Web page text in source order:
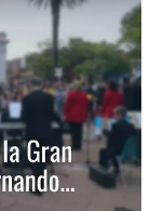
de Maldonado invita